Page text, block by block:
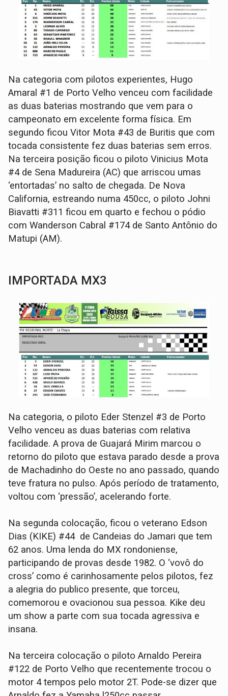
Na categoria com pilotos experientes, Hugo
Amaral #1 de Porto Velho venceu com facilidade
as duas baterias mostrando que vem para o
campeonato em excelente forma física. Em
segundo ficou Vitor Mota #43 de Buritis que com
tocada consistente fez duas baterias sem erros.
Na terceira posição ficou o piloto Vinicius Mota
#4 de Sena Madureira (AC) que arriscou umas
‘entortadas’ no salto de chegada. De Nova
California, estreando numa 450cc, o piloto Johni
Biavatti #311 ficou em quarto e fechou o pódio
com Wanderson Cabral #174 de Santo Antônio do
Matupi (AM).
IMPORTADA MX3
Na categoria, o piloto Eder Stenzel #3 de Porto
Velho venceu as duas baterias com relativa
facilidade. A prova de Guajará Mirim marcou o
retorno do piloto que estava parado desde a prova
de Machadinho do Oeste no ano passado, quando
teve fratura no pulso. Após período de tratamento,
voltou com ‘pressão’, acelerando forte.
Na segunda colocação, ficou o veterano Edson
Dias (KIKE) #44 de Candeias do Jamari que tem
62 anos. Uma lenda do MX rondoniense,
participando de provas desde 1982. O ‘vovô do
cross’ como é carinhosamente pelos pilotos, fez
a alegria do publico presente, que torceu,
comemorou e ovacionou sua pessoa. Kike deu
um show a parte com sua tocada agressiva e
insana.
Na terceira colocação o piloto Arnaldo Pereira
#122 de Porto Velho que recentemente trocou o
motor 4 tempos pelo motor 2T. Pode-se dizer que